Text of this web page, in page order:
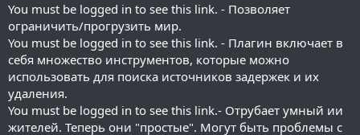
You must be logged in to see this link. - Позволяет
ограничить/прогрузить мир.
You must be logged in to see this link. - Плагин включает в
себя множество инструментов, которые можно
использовать для поиска источников задержек и их
удаления.
You must be logged in to see this link.- Отрубает умный ии
жителей. Теперь они "простые". Могут быть проблемы с